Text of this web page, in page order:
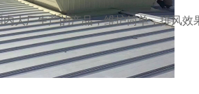
大厂生产的产品，维护简单，排风效